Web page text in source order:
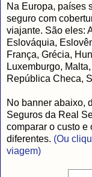
Na Europa, países
seguro com
viajante. São eles:
Eslováquia,
França, Grécia,
Luxemburgo,
República Checa,
No banner abaixo,
Seguros da Real
comparar o custo e
diferentes. (Ou
viagem)